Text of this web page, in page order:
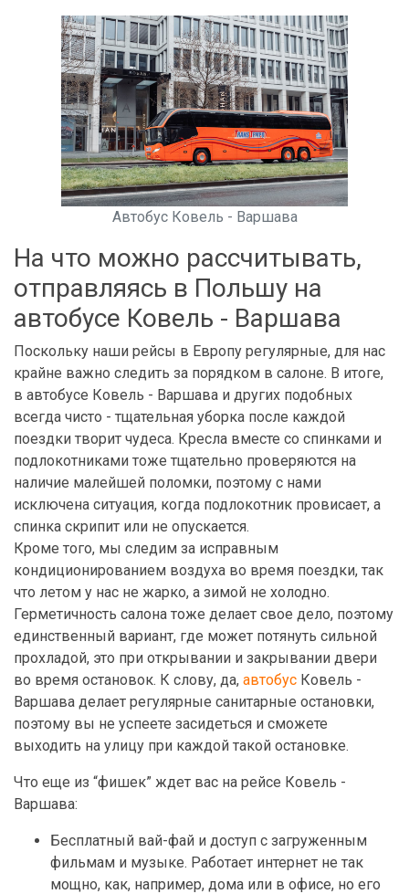
Автобус Ковель - Варшава
На что можно рассчитывать,
отправляясь в Польшу на
автобусе Ковель - Варшава
Поскольку наши рейсы в Европу регулярные, для нас
крайне важно следить за порядком в салоне. В итоге,
в автобусе Ковель - Варшава и других подобных
всегда чисто - тщательная уборка после каждой
поездки творит чудеса. Кресла вместе со спинками и
подлокотниками тоже тщательно проверяются на
наличие малейшей поломки, поэтому с нами
исключена ситуация, когда подлокотник провисает, а
спинка скрипит или не опускается.
Кроме того, мы следим за исправным
кондиционированием воздуха во время поездки, так
что летом у нас не жарко, а зимой не холодно.
Герметичность салона тоже делает свое дело, поэтому
единственный вариант, где может потянуть сильной
прохладой, это при открывании и закрывании двери
во время остановок. К слову, да, автобус Ковель -
Варшава делает регулярные санитарные остановки,
поэтому вы не успеете засидеться и сможете
выходить на улицу при каждой такой остановке.
Что еще из “фишек” ждет вас на рейсе Ковель -
Варшава:
Бесплатный вай-фай и доступ с загруженным
фильмам и музыке. Работает интернет не так
мощно, как, например, дома или в офисе, но его